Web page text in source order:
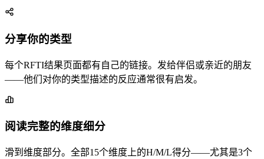
分享你的类型
每个RFTI结果页面都有自己的链接。发给伴侣或亲近的朋友
——他们对你的类型描述的反应通常很有启发。
阅读完整的维度细分
滑到维度部分。全部15个维度上的H/M/L得分——尤其是3个